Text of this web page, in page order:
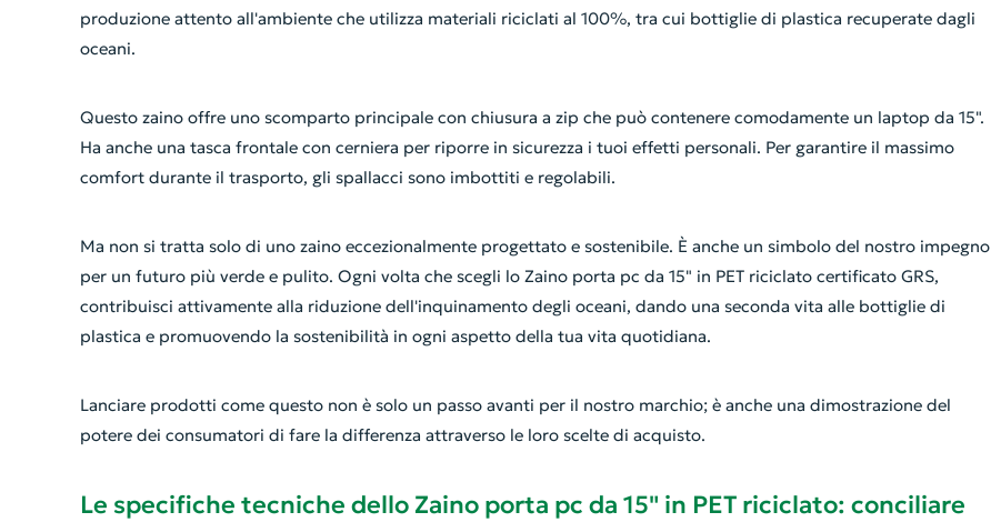
produzione attento all'ambiente che utilizza materiali riciclati al 100%, tra cui bottiglie di plastica recuperate dagli
oceani.
Questo zaino offre uno scomparto principale con chiusura a zip che può contenere comodamente un laptop da 15".
Ha anche una tasca frontale con cerniera per riporre in sicurezza i tuoi effetti personali. Per garantire il massimo
comfort durante il trasporto, gli spallacci sono imbottiti e regolabili.
Ma non si tratta solo di uno zaino eccezionalmente progettato e sostenibile. È anche un simbolo del nostro impegno
per un futuro più verde e pulito. Ogni volta che scegli lo Zaino porta pc da 15" in PET riciclato certificato GRS,
contribuisci attivamente alla riduzione dell'inquinamento degli oceani, dando una seconda vita alle bottiglie di
plastica e promuovendo la sostenibilità in ogni aspetto della tua vita quotidiana.
Lanciare prodotti come questo non è solo un passo avanti per il nostro marchio; è anche una dimostrazione del
potere dei consumatori di fare la differenza attraverso le loro scelte di acquisto.
Le specifiche tecniche dello Zaino porta pc da 15" in PET riciclato: conciliare